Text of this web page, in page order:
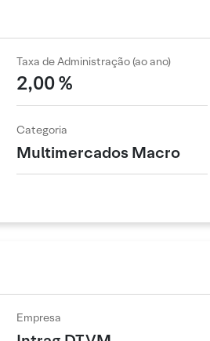
Taxa de Administração (ao ano)
2,00 %
Categoria
Multimercados Macro
Empresa